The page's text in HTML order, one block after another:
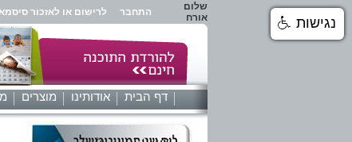
שלום
אורח
התחבר לרישום או לאזכור
דף הבית אודותינו מוצרים
נגישות